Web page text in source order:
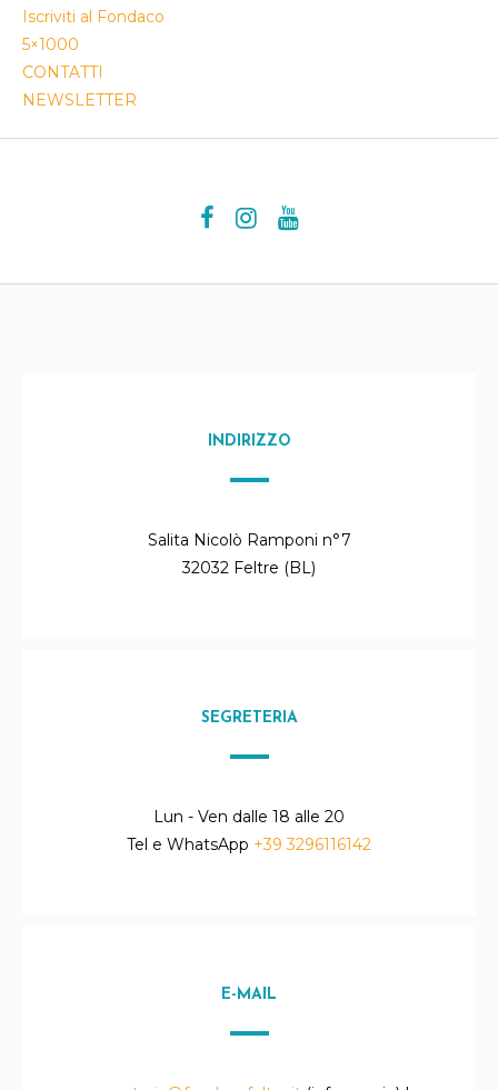
Iscriviti al Fondaco
5×1000
CONTATTI
NEWSLETTER
INDIRIZZO
Salita Nicolò Ramponi n°7
32032 Feltre (BL)
SEGRETERIA
Lun - Ven dalle 18 alle 20
Tel e WhatsApp +39 3296116142
E-MAIL